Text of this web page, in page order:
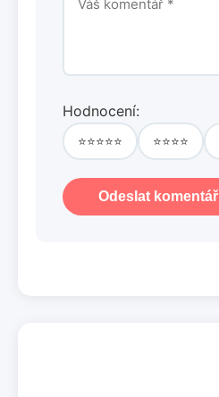
Hodnocení:
⭐⭐⭐⭐⭐ ⭐⭐⭐⭐
Odeslat komentář